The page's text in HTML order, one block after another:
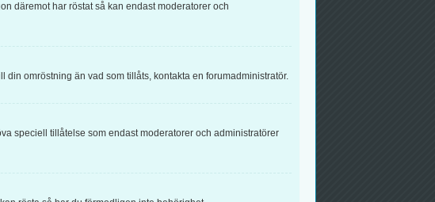
däremot har röstat så kan endast moderatorer och
omröstning än vad som tillåts, kontakta en forumadministratör.
speciell tillåtelse som endast moderatorer och administratörer